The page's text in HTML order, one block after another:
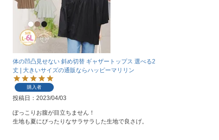
体の凹凸見せない 斜め切替 ギャザートップス 選べる2
丈 | 大きいサイズの通販ならハッピーマリリン
購入者
投稿日 2023/04/03
ぽっこりお腹が目立ちません！
生地も夏にぴったりなサラサラした生地で良さげ。